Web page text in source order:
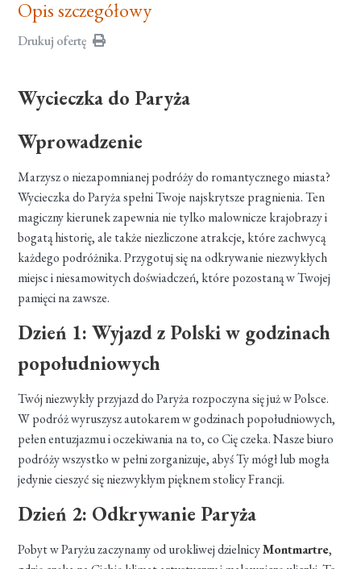
Opis szczegółowy
Drukuj ofertę
Wycieczka do Paryża
Wprowadzenie
Marzysz o niezapomnianej podróży do romantycznego miasta?
Wycieczka do Paryża spełni Twoje najskrytsze pragnienia. Ten
magiczny kierunek zapewnia nie tylko malownicze krajobrazy i
bogatą historię, ale także niezliczone atrakcje, które zachwycą
każdego podróżnika. Przygotuj się na odkrywanie niezwykłych
miejsc i niesamowitych doświadczeń, które pozostaną w Twojej
pamięci na zawsze.
Dzień 1: Wyjazd z Polski w godzinach
popołudniowych
Twój niezwykły przyjazd do Paryża rozpoczyna się już w Polsce.
W podróż wyruszysz autokarem w godzinach popołudniowych,
pełen entuzjazmu i oczekiwania na to, co Cię czeka. Nasze biuro
podróży wszystko w pełni zorganizuje, abyś Ty mógł lub mogła
jedynie cieszyć się niezwykłym pięknem stolicy Francji.
Dzień 2: Odkrywanie Paryża
Pobyt w Paryżu zaczynamy od urokliwej dzielnicyMontmartre,